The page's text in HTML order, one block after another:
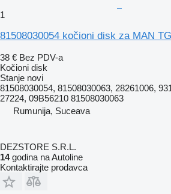
1
81508030054 kočioni disk za MAN
38 € Bez PDV-a
Kočioni disk
Stanje novi
81508030054, 81508030063, 28261006,
27224, 09B56210 81508030063
Rumunija, Suceava
DEZSTORE S.R.L.
14godina na Autoline
Kontaktirajte prodavca